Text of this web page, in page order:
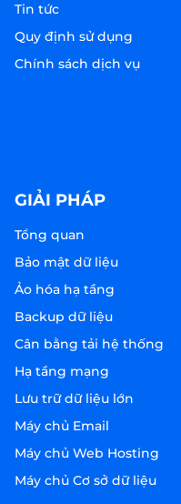
Tin tức
Quy định sử dụng
Chính sách dịch vụ
GIẢI PHÁP
Tổng quan
Bảo mật dữ liệu
Ảo hóa hạ tầng
Backup dữ liệu
Cân bằng tải hệ thống
Hạ tầng mạng
Lưu trữ dữ liệu lớn
Máy chủ Email
Máy chủ Web Hosting
Máy chủ Cơ sở dữ liệu